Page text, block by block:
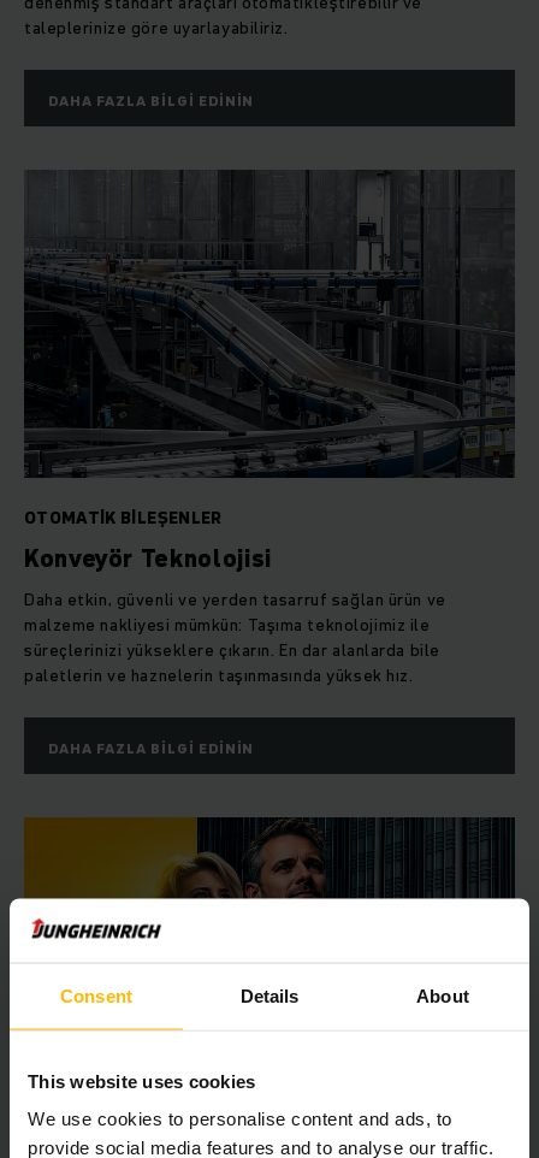
Consent Details About
This website uses cookies
We use cookies to personalise content and ads, to
provide social media features and to analyse our traffic.
taleplerinize göre uyarlayabiliriz.
DAHA FAZLA BILGI EDININ
OTOMATIK BILEŞENLER
Konveyör Teknolojisi
Daha etkin, güvenli ve yerden tasarruf sağlan ürün ve
malzeme nakliyesi mümkün: Taşıma teknolojimiz ile
süreçlerinizi yükseklere çıkarın. En dar alanlarda bile
paletlerin ve haznelerin taşınmasında yüksek hız.
DAHA FAZLA BILGI EDININ